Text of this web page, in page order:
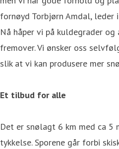
fornøyd Torbjørn Amdal,
Nå håper vi på kuldegrader
fremover. Vi ønsker oss
slik at vi kan produsere mer
Et tilbud for alle
Det er snølagt 6 km med ca 5
tykkelse. Sporene går forbi